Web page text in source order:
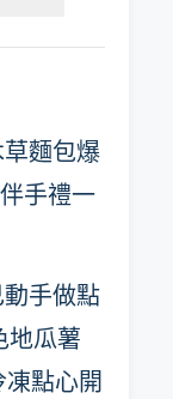
麵包爆
手禮一
手做點
地瓜薯
點心開